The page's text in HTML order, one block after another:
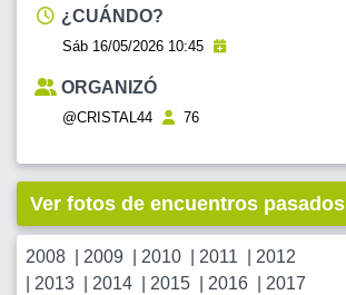
¿CUÁNDO?
Sáb 16/05/2026 10:45
ORGANIZÓ
@CRISTAL44 76
Ver fotos de encuentros pasados
2008 2009 2010 2011
2012
2013 2014 2015 2016
2017